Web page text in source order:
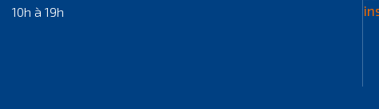
10h à 19h